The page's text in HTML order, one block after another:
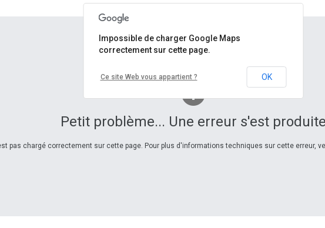
Petit problème... Une erreur s'est produite
pas chargé correctement sur cette page. Pour plus d'informations techniques sur cette erreur,
Impossible de charger Google Maps
correctement sur cette page.
Ce site Web vous appartient ? OK